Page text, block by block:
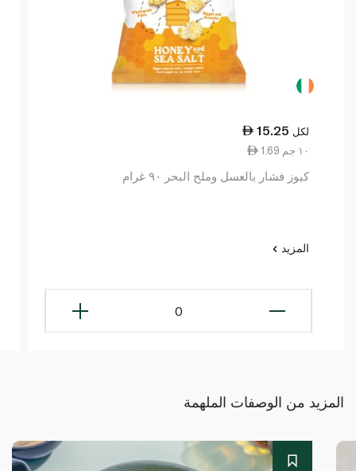
15.25 لكل
1.69 ١٠ جم
كيوز فشار بالعسل وملح البحر ٩٠ غرام
المزيد
0
المزيد من الوصفات الملهمة